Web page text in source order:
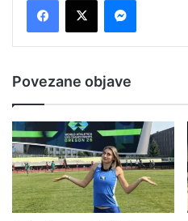
Povezane objave